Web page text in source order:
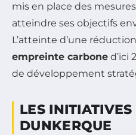
mis en place des
atteindre ses objectifs
L’atteinte d’une
empreinte carbone d’ici
de développement
LES
DUNKERQUE